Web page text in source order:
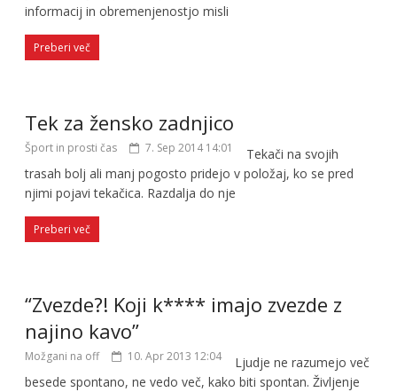
informacij in obremenjenostjo misli
Preberi več
Tek za žensko zadnjico
Šport in prosti čas 7. Sep 2014 14:01
Tekači na svojih
trasah bolj ali manj pogosto pridejo v položaj, ko se pred
njimi pojavi tekačica. Razdalja do nje
Preberi več
“Zvezde?! Koji k**** imajo zvezde z
najino kavo”
Možgani na off 10. Apr 2013 12:04
Ljudje ne razumejo več
besede spontano, ne vedo več, kako biti spontan. Življenje